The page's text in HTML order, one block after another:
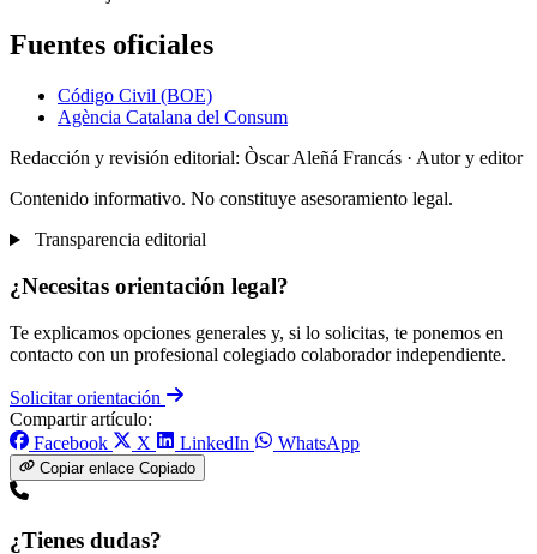
Fuentes oficiales
Código Civil (BOE)
Agència Catalana del Consum
Redacción y revisión editorial: Òscar Aleñá Francás · Autor y editor
Contenido informativo. No constituye asesoramiento legal.
Transparencia editorial
¿Necesitas orientación legal?
Te explicamos opciones generales y, si lo solicitas, te ponemos en
contacto con un profesional colegiado colaborador independiente.
Solicitar orientación
Compartir artículo:
Facebook
X LinkedIn WhatsApp
Copiar enlace Copiado
¿Tienes dudas?